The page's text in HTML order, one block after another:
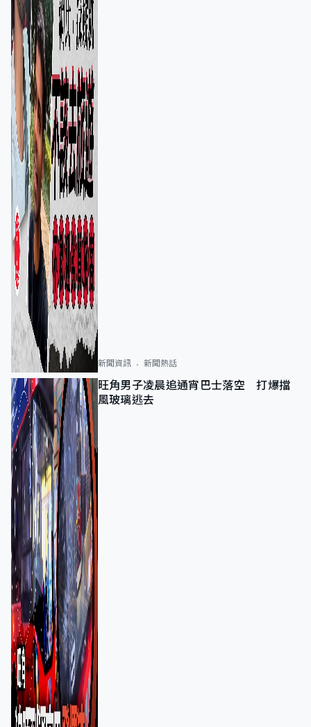
新聞資訊 新聞熱話
旺角男子凌晨追通宵巴士落空 打爆擋
風玻璃逃去